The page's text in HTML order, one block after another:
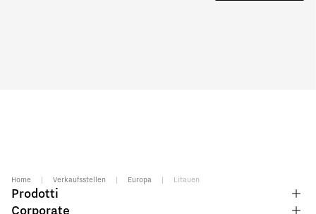
Home | Verkaufsstellen | Europa | Litauen
Prodotti
Corporate